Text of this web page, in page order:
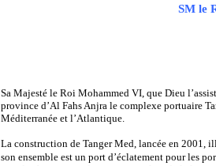
SM le
Sa Majesté le Roi Mohammed VI, que Dieu
province d’Al Fahs Anjra le complexe portuaire
Méditerranée et l’Atlantique.
La construction de Tanger Med, lancée en 2001,
son ensemble est un port d’éclatement pour les